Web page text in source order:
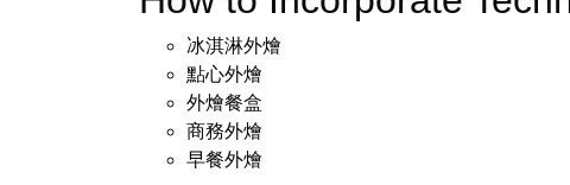
冰淇淋外燴
點心外燴
外燴餐盒
商務外燴
早餐外燴